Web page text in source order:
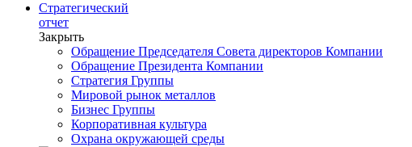
Стратегический
отчет
Закрыть
Обращение Председателя Совета директоров Компании
Обращение Президента Компании
Стратегия Группы
Мировой рынок металлов
Бизнес Группы
Корпоративная культура
Охрана окружающей среды